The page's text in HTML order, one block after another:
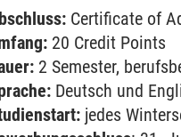
Certificate of
20 Credit Points
2 Semester,
Deutsch und
jedes